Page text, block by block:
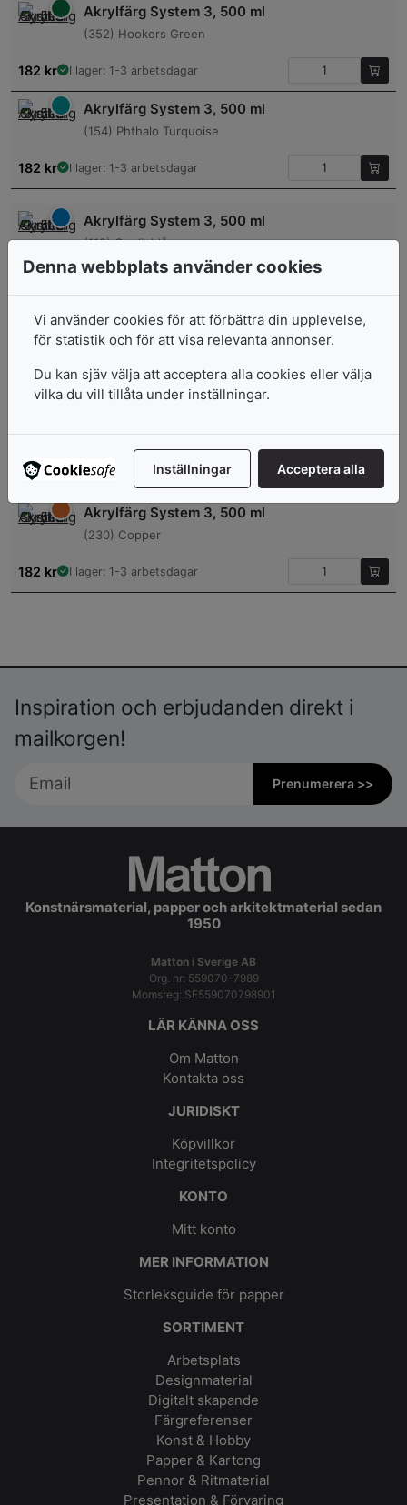
Akrylfärg System 3, 500 ml
(352) Hookers Green
182 kr I lager: 1-3 arbetsdagar
Akrylfärg System 3, 500 ml
(154) Phthalo Turquoise
182 kr I lager: 1-3 arbetsdagar
Akrylfärg System 3, 500 ml
(112) Coelinblå
I lager: 1-3 arbetsdagar
Akrylfärg System 3, 500 ml
(110) Koboltblå
182kr I lager: 1-3 arbetsdagar
(009) Titanium White
182kr I lager: 1-3 arbetsdagar
Akrylfärg System 3, 500 ml
(230) Copper
182 kr I lager: 1-3 arbetsdagar
Inspiration och erbjudanden direkt i
mailkorgen!
Prenumerera >>
Konstnärsmaterial, papper och arkitektmaterial sedan
1950
Matton i Sverige AB
Org. nr: 559070-7989
Momsreg: SE559070798901
LÄR KÄNNA OSS
Om Matton
Kontakta oss
JURIDISKT
Köpvillkor
Integritetspolicy
KONTO
Mitt konto
MER INFORMATION
Storleksguide för papper
SORTIMENT
Arbetsplats
Designmaterial
Digitalt skapande
Färgreferenser
Konst & Hobby
Papper & Kartong
Pennor & Ritmaterial
Presentation & Förvaring
Denna webbplats använder cookies
Vi använder cookies för att förbättra din upplevelse,
för statistik och för att visa relevanta annonser.
Du kan sjäv välja att acceptera alla cookies eller välja
vilka du vill tillåta under inställningar.
Inställningar Acceptera alla